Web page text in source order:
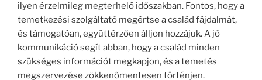
ilyen érzelmileg megterhelő időszakban. Fontos, hogy a
temetkezési szolgáltató megértse a család fájdalmát,
és támogatóan, együttérzően álljon hozzájuk. A jó
kommunikáció segít abban, hogy a család minden
szükséges információt megkapjon, és a temetés
megszervezése zökkenőmentesen történjen.